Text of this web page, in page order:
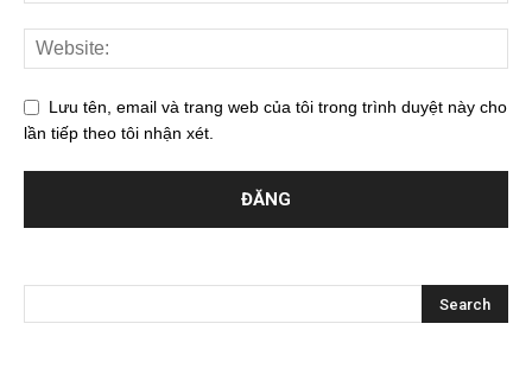
Lưu tên, email và trang web của tôi trong trình duyệt này cho
lần tiếp theo tôi nhận xét.